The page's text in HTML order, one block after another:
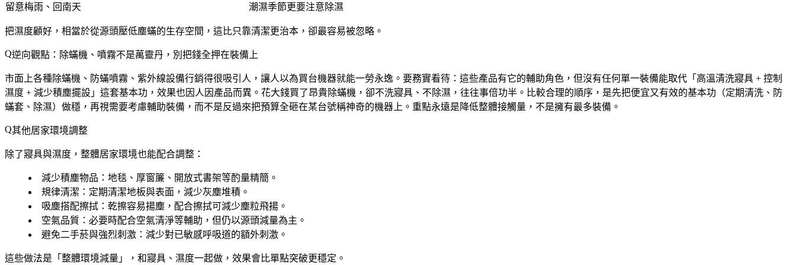
留意梅雨、回南天 潮濕季節更要注意除濕
把濕度顧好，相當於從源頭壓低塵蟎的生存空間，這比只靠清潔更治本，卻最容易被忽略。
逆向觀點：除蟎機、噴霧不是萬靈丹，別把錢全押在裝備上
市面上各種除蟎機、防蟎噴霧、紫外線設備行銷得很吸引人，讓人以為買台機器就能一勞永逸。要務實看待：這些產品有它的輔助角色，但沒有任何單一裝備能取代「高溫清洗寢具 + 控制
濕度 + 減少積塵擺設」這套基本功 ，效果也因人因產品而異。花大錢買了昂貴除蟎機，卻不洗寢具、不除濕，往往事倍功半。比較合理的順序，是先把便宜又有效的基本功（定期清洗、防
蟎套、除濕）做穩，再視需要考慮輔助裝備，而不是反過來把預算全砸在某台號稱神奇的機器上。重點永遠是降低整體接觸量，不是擁有最多裝備。
其他居家環境調整
除了寢具與濕度，整體居家環境也能配合調整：
減少積塵物品 ：地毯、厚窗簾、開放式書架等酌量精簡。
規律清潔 ：定期清潔地板與表面，減少灰塵堆積。
吸塵搭配擦拭 ：乾擦容易揚塵，配合擦拭可減少塵粒飛揚。
空氣品質 ：必要時配合空氣清淨等輔助，但仍以源頭減量為主。
避免二手菸與強烈刺激 ：減少對已敏感呼吸道的額外刺激。
這些做法是「整體環境減量」，和寢具、濕度一起做，效果會比單點突破更穩定。